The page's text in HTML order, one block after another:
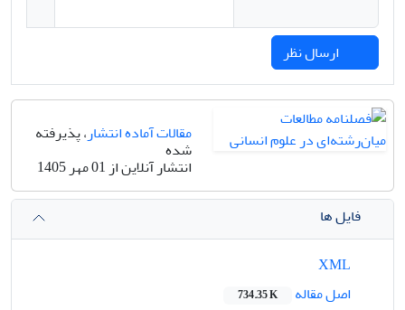
مقالات آماده انتشار، پذیرفته
شده
انتشار آنلاین از 01 مهر 1405
فایل ها
اصل مقاله
734.35 K